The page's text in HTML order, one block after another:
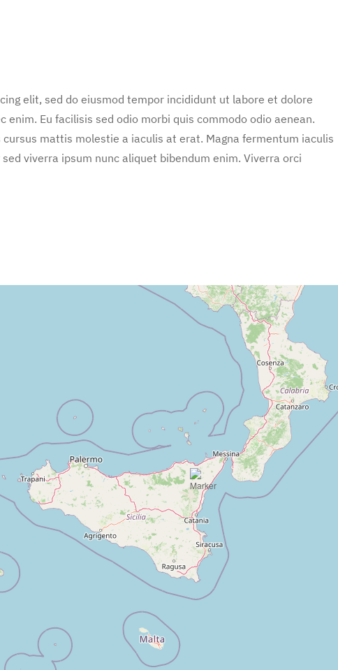
elit, sed do eiusmod tempor incididunt ut labore et dolore
Eu facilisis sed odio morbi quis commodo odio aenean.
mattis molestie a iaculis at erat. Magna fermentum iaculis
viverra ipsum nunc aliquet bibendum enim. Viverra orci